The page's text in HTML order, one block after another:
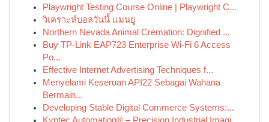
Playwright Testing Course Online | Playwright C...
วิเคราะห์บอลวันนี้ แมนยู
Northern Nevada Animal Cremation: Dignified ...
Buy TP-Link EAP723 Enterprise Wi‑Fi 6 Access
Po...
Effective Internet Advertising Techniques f...
Menyelami Keseruan API22 Sebagai Wahana
Bermain...
Developing Stable Digital Commerce Systems:...